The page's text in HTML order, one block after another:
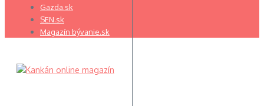
Gazda.sk
SEN.sk
Magazín bývanie.sk